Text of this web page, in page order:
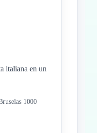
italiana en un
1000